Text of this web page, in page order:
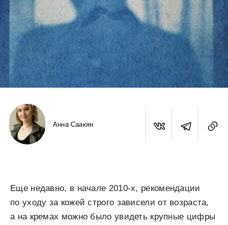
Анна Саакян
Еще недавно, в начале 2010-х, рекомендации
по уходу за кожей строго зависели от возраста,
а на кремах можно было увидеть крупные цифры